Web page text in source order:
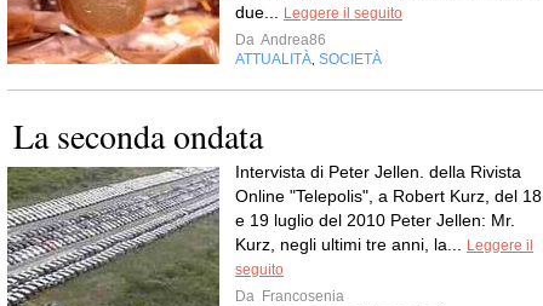
due...
Leggere il seguito
Da Andrea86
ATTUALITÀ SOCIETÀ
La seconda ondata
Intervista di Peter Jellen. della Rivista
Online "Telepolis", a Robert Kurz, del 18
e 19 luglio del 2010 Peter Jellen: Mr.
Kurz, negli ultimi tre anni, la...
Leggere il
seguito
Da Francosenia